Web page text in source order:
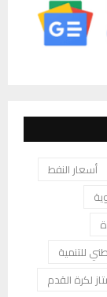
أسعار النفط
للتنمية
لكرة القدم